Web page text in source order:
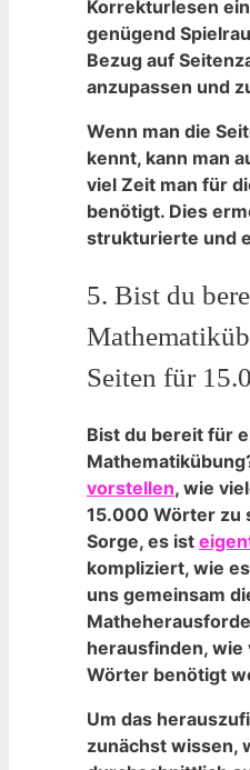
Korrekturlesen‌
⁣genügend
Bezug‌ auf
anzupassen und
Wenn man die⁢
kennt, kann⁣ man
viel Zeit man ​für
benötigt. Dies
strukturierte und
5. Bist​ du
‌Seiten für
Bist du bereit für
vorstellen, wie
15.000 Wörter zu
Sorge, ⁣es ist
kompliziert, wie⁣
uns ⁤gemeinsam
⁢herausfinden,
Wörter benötigt
Um das
zunächst wissen,